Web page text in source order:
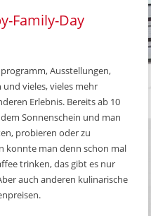
Family-Day
Ausstellungen,
vieles, vieles mehr
Erlebnis. Bereits ab 10
Sonnenschein und man
probieren oder zu
konnte man denn schon mal
trinken, das gibt es nur
auch anderen kulinarische